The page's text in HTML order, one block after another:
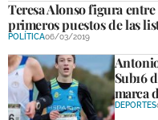
DEPORTES
DEPORTE BASE
OPINIÓN
Teresa Alonso figura
primeros puestos de las
POLÍTICA06/03/2019
Sub16
marca
DEPORTES